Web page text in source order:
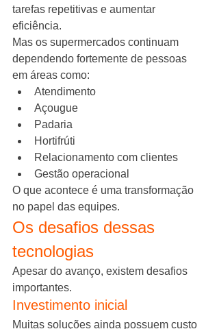
tarefas repetitivas e aumentar
eficiência.
Mas os supermercados continuam
dependendo fortemente de pessoas
em áreas como:
Atendimento
Açougue
Padaria
Hortifrúti
Relacionamento com clientes
Gestão operacional
O que acontece é uma transformação
no papel das equipes.
Os desafios dessas
tecnologias
Apesar do avanço, existem desafios
importantes.
Investimento inicial
Muitas soluções ainda possuem custo